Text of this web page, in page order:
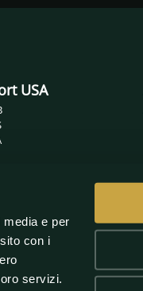
e per
con i
servizi.
USA